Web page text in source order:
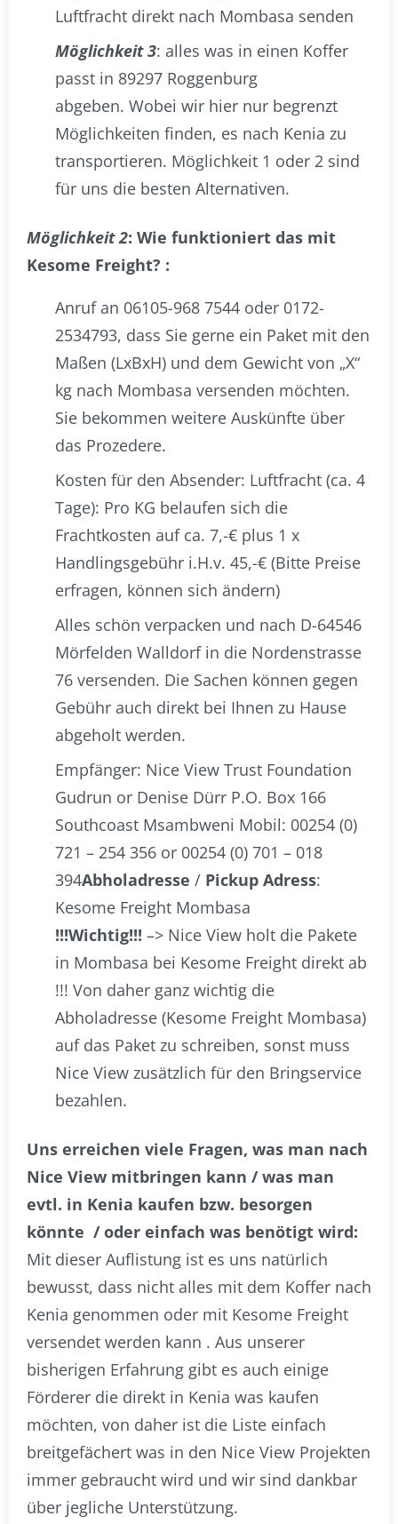
Luftfracht direkt nach Mombasa senden
Möglichkeit 3: alles was in einen Koffer
passt in 89297 Roggenburg
abgeben. Wobei wir hier nur begrenzt
Möglichkeiten finden, es nach Kenia zu
transportieren. Möglichkeit 1 oder 2 sind
für uns die besten Alternativen.
Möglichkeit 2: Wie funktioniert das mit
Kesome Freight? :
Anruf an 06105-968 7544 oder 0172-
2534793, dass Sie gerne ein Paket mit den
Maßen (LxBxH) und dem Gewicht von „X“
kg nach Mombasa versenden möchten.
Sie bekommen weitere Auskünfte über
das Prozedere.
Kosten für den Absender: Luftfracht (ca. 4
Tage): Pro KG belaufen sich die
Frachtkosten auf ca. 7,-€ plus 1 x
Handlingsgebühr i.H.v. 45,-€ (Bitte Preise
erfragen, können sich ändern)
Alles schön verpacken und nach D-64546
Mörfelden Walldorf in die Nordenstrasse
76 versenden. Die Sachen können gegen
Gebühr auch direkt bei Ihnen zu Hause
abgeholt werden.
Empfänger: Nice View Trust Foundation
Gudrun or Denise Dürr P.O. Box 166
Southcoast Msambweni Mobil: 00254 (0)
721 – 254 356 or 00254 (0) 701 – 018
394Abholadresse / Pickup Adress:
Kesome Freight Mombasa
!!!Wichtig!!! –> Nice View holt die Pakete
in Mombasa bei Kesome Freight direkt ab
!!! Von daher ganz wichtig die
Abholadresse (Kesome Freight Mombasa)
auf das Paket zu schreiben, sonst muss
Nice View zusätzlich für den Bringservice
bezahlen.
Uns erreichen viele Fragen, was man nach
Nice View mitbringen kann / was man
evtl. in Kenia kaufen bzw. besorgen
könnte / oder einfach was benötigt wird:
Mit dieser Auflistung ist es uns natürlich
bewusst, dass nicht alles mit dem Koffer nach
Kenia genommen oder mit Kesome Freight
versendet werden kann . Aus unserer
bisherigen Erfahrung gibt es auch einige
Förderer die direkt in Kenia was kaufen
möchten, von daher ist die Liste einfach
breitgefächert was in den Nice View Projekten
immer gebraucht wird und wir sind dankbar
über jegliche Unterstützung.